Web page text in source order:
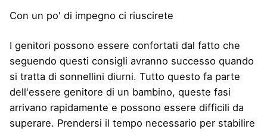
Con un po' di impegno ci riuscirete
I genitori possono essere confortati dal fatto che
seguendo questi consigli avranno successo quando
si tratta di sonnellini diurni. Tutto questo fa parte
dell'essere genitore di un bambino, queste fasi
arrivano rapidamente e possono essere difficili da
superare. Prendersi il tempo necessario per stabilire